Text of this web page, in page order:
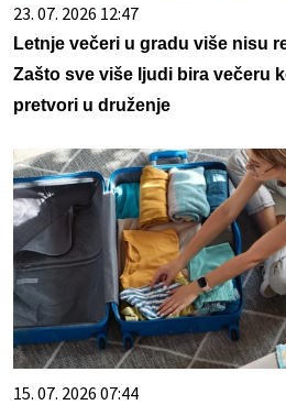
23. 07. 2026 12:47
Letnje večeri u gradu više nisu
Zašto sve više ljudi bira večeru
pretvori u druženje
15. 07. 2026 07:44